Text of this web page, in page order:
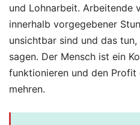
und Lohnarbeit. Arbeitende
innerhalb vorgegebener
unsichtbar sind und das
sagen. Der Mensch ist ein
funktionieren und den Profit
mehren.